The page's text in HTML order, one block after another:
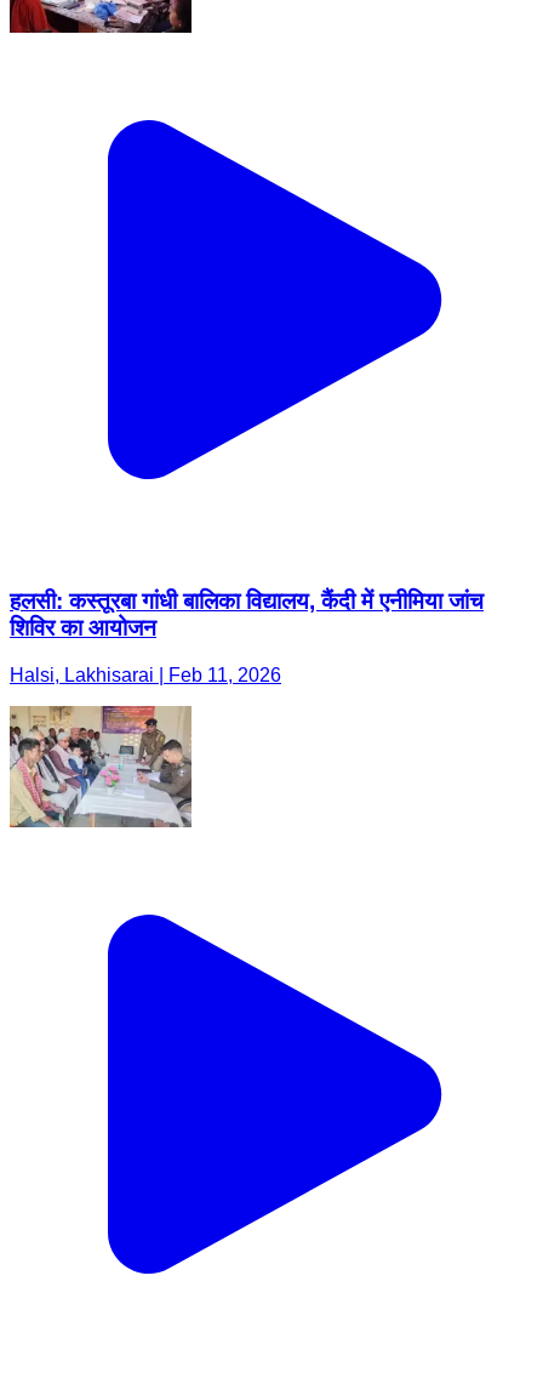
हलसी: कस्तूरबा गांधी बालिका विद्यालय, कैंदी में एनीमिया जांच
शिविर का आयोजन
Halsi, Lakhisarai | Feb 11, 2026